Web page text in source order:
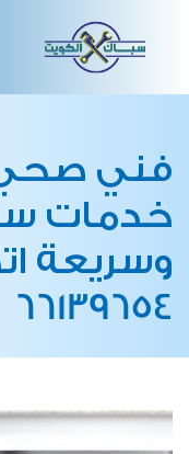
فني صحي
خدمات
وسريعة
66139654